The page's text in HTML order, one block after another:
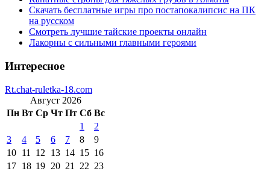
Скачать бесплатные игры про постапокалипсис на ПК
на русском
Смотреть лучшие тайские проекты онлайн
Лакорны с сильными главными героями
Интересное
Rt.chat-ruletka-18.com
Август 2026
Пн Вт Ср Чт Пт Сб Вс
1
2
3
4 5 6 7 8
9
10 11 12 13 14 15 16
17 18 19 20 21 22 23